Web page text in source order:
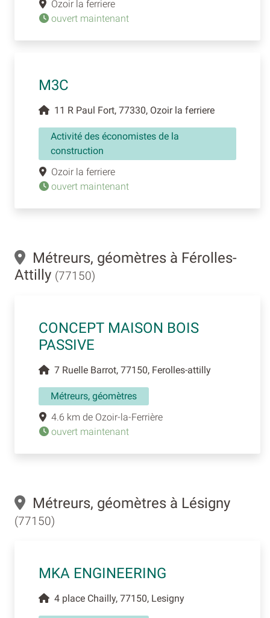
Ozoir la ferriere
ouvert maintenant
M3C
11 R Paul Fort, 77330, Ozoir la ferriere
Activité des économistes de la
construction
Ozoir la ferriere
ouvert maintenant
Métreurs, géomètres à Férolles-
Attilly (77150)
CONCEPT MAISON BOIS
PASSIVE
7 Ruelle Barrot, 77150, Ferolles-attilly
Métreurs, géomètres
4.6 km de Ozoir-la-Ferrière
ouvert maintenant
Métreurs, géomètres à Lésigny
(77150)
MKA ENGINEERING
4 place Chailly, 77150, Lesigny